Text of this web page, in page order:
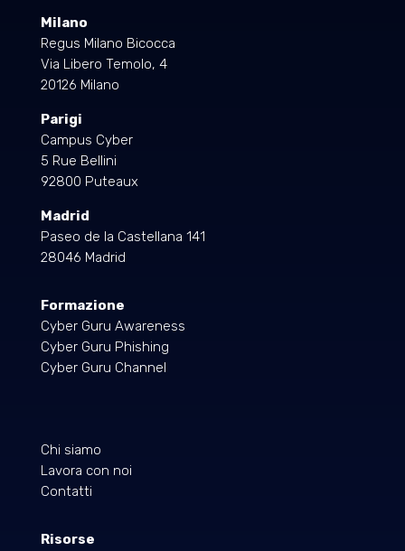
Milano
Regus Milano Bicocca
Via Libero Temolo, 4
20126 Milano
Parigi
Campus Cyber
5 Rue Bellini
92800 Puteaux
Madrid
Paseo de la Castellana 141
28046 Madrid
Formazione
Cyber Guru Awareness
Cyber Guru Phishing
Cyber Guru Channel
Chi siamo
Lavora con noi
Contatti
Risorse